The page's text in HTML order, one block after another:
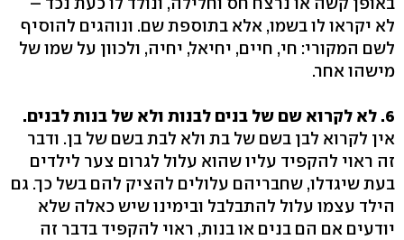
לא יקראו לו בשמו, אלא בתוספת שם. ונוהגים להוסיף
לשם המקורי: חי, חיים, יחיאל, יחיה, ולכוון על שמו של
מישהו אחר.
6. לא לקרוא שם של בנים לבנות ולא של בנות לבנים.
אין לקרוא לבן בשם של בת ולא לבת בשם של בן. ודבר
זה ראוי להקפיד עליו שהוא עלול לגרום צער לילדים
בעת שיגדלו, שחבריהם עלולים להציק להם בשל כך. גם
הילד עצמו עלול להתבלבל ובימינו שיש כאלה שלא
יודעים אם הם בנים או בנות, ראוי להקפיד בדבר זה